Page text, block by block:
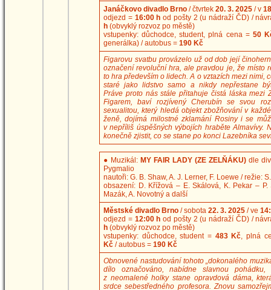
Janáčkovo divadlo Brno / čtvrtek 20. 3. 2025 / v
odjezd = 16:00 h od pošty 2 (u nádraží ČD) /
h (obvyklý rozvoz po městě)
vstupenky: důchodce, student, plná cena = 50
generálka) / autobus = 190 Kč
Figarovu svatbu provázelo už od dob její
označení revoluční hra, ale pravdou je, že místo
to hra především o lidech. A o vztazích mezi nimi,
staré jako lidstvo samo a nikdy nepřestane
Práve proto nás stále přitahuje čistá láska mezi
Figarem, baví rozjívený Cherubín se svou
sexualitou, který hledá objekt zbožňování v
ženě, dojímá milostné zklamání Rosiny i se
v nepříliš úspěšných výbojích hraběte Almavívy.
konečně zjistit, co se stane po konci Lazebníka
● Muzikál: MY FAIR LADY (ZE ZELŇÁKU) dle
Pygmalio
nautoři: G. B. Shaw, A. J. Lerner, F. Loewe / režie:
obsazení: D. Křížová – E. Skálová, K. Pekar – P.
Mazák, A. Novotný a další
Městské divadlo Brno / sobota 22. 3. 2025 / ve
odjezd = 12:00 h od pošty 2 (u nádraží ČD) /
h (obvyklý rozvoz po městě)
vstupenky: důchodce, student = 483 Kč , plná
Kč / autobus = 190 Kč
Obnovené nastudování tohoto „dokonalého
dílo označováno, nabídne slavnou
z neomalené holky stane opravdová dáma,
srdce sebestředného profesora. Znovu